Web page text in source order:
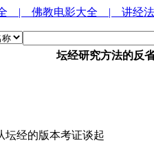
| 佛教电影大全 | 讲经
坛经研究方法的反
经的版本考证谈起